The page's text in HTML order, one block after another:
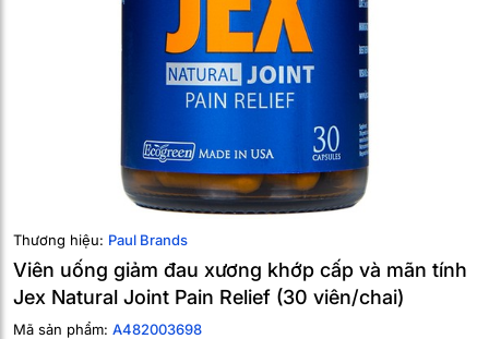
Thương hiệu: Paul Brands
Viên uống giảm đau xương khớp cấp và mãn tính
Jex Natural Joint Pain Relief (30 viên/chai)
Mã sản phẩm: A482003698